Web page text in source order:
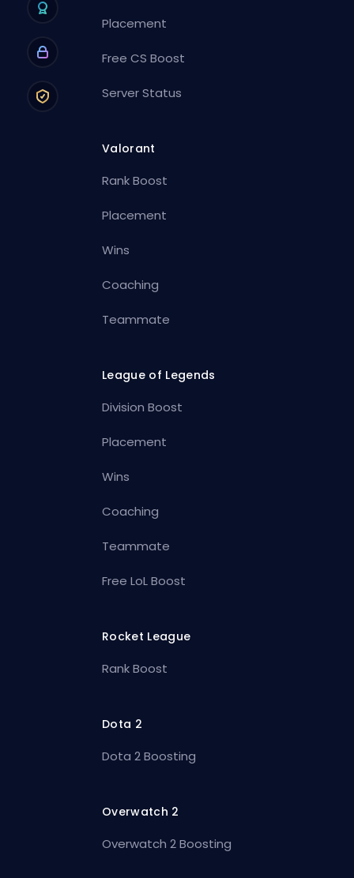
Placement
Free CS Boost
Server Status
Valorant
Rank Boost
Placement
Wins
Coaching
Teammate
League of Legends
Division Boost
Placement
Wins
Coaching
Teammate
Free LoL Boost
Rocket League
Rank Boost
Dota 2
Dota 2 Boosting
Overwatch 2
Overwatch 2 Boosting